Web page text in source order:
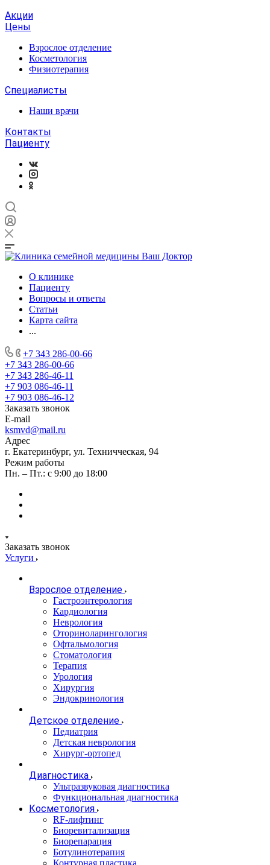
Акции
Цены
Взрослое отделение
Косметология
Физиотерапия
Специалисты
Наши врачи
Контакты
Пациенту
О клинике
Пациенту
Вопросы и ответы
Статьи
Карта сайта
...
+7 343 286-00-66
+7 343 286-00-66
+7 343 286-46-11
+7 903 086-46-11
+7 903 086-46-12
Заказать звонок
E-mail
ksmvd@mail.ru
Адрес
г. Екатеринбург, ул. Техничческая, 94
Режим работы
Пн. – Пт.: с 9:00 до 18:00
Заказать звонок
Услуги
Взрослое отделение
Гастроэнтерология
Кардиология
Неврология
Оториноларингология
Офтальмология
Стоматология
Терапия
Урология
Хирургия
Эндокринология
Детское отделение
Педиатрия
Детская неврология
Хирург-ортопед
Диагностика
Ультразвуковая диагностика
Функциональная диагностика
Косметология
RF-лифтинг
Биоревитализация
Биорепарация
Ботулинотерапия
Контурная пластика